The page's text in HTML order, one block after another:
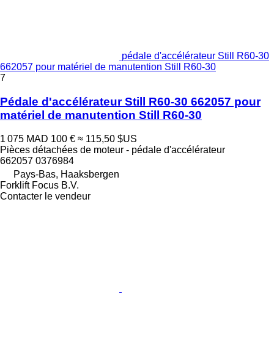
pédale d'accélérateur Still R60-30
662057 pour matériel de manutention Still R60-30
7
Pédale d'accélérateur Still R60-30 662057 pour
matériel de manutention Still R60-30
1 075 MAD 100 € ≈ 115,50 $US
Pièces détachées de moteur - pédale d'accélérateur
662057 0376984
Pays-Bas, Haaksbergen
Forklift Focus B.V.
Contacter le vendeur